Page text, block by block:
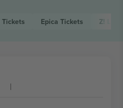
Tickets Epica Tickets Z!